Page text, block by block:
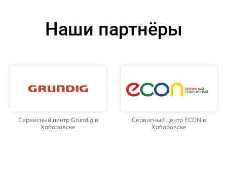
Наши партнёры
Сервисный центр Grundig в
Хабаровске
Сервисный центр ECON в
Хабаровске